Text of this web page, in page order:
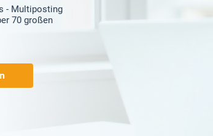
- Multiposting
70 großen